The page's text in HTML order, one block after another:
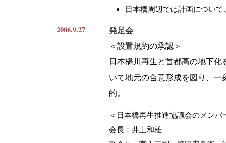
日本橋周辺では計画につい
2006.9.27 発足会
＜設置規約の承認＞
日本橋川再生と首都高の地下
いて地元の合意形成を図り、
的。
＜日本橋再生推進協議会のメンバ
会長：井上和雄